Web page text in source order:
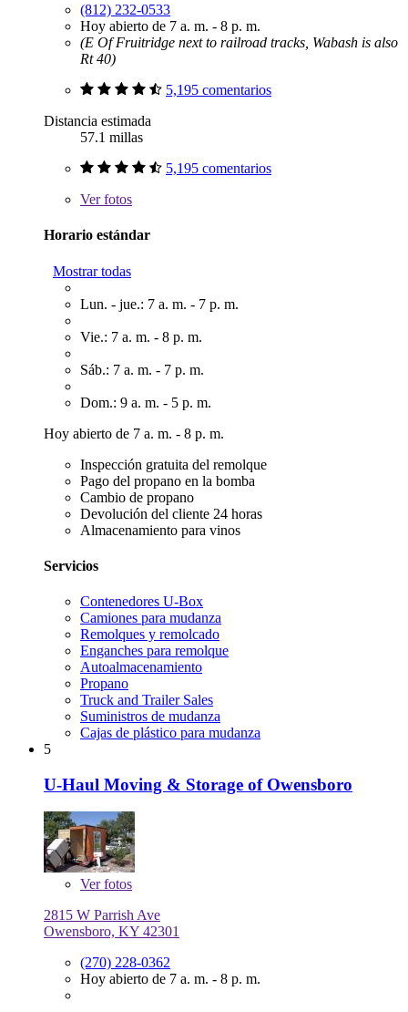
(812) 232-0533
Hoy abierto de 7 a. m. - 8 p. m.
(E Of Fruitridge next to railroad tracks, Wabash is also
Rt 40)
5,195 comentarios
Distancia estimada
57.1 millas
5,195 comentarios
Verfotos
Horario estándar
Mostrar todas
Lun. - jue.: 7 a. m. - 7 p. m.
Vie.: 7 a. m. - 8 p. m.
Sáb.: 7 a. m. - 7 p. m.
Dom.: 9 a. m. - 5 p. m.
Hoy abierto de 7 a. m. - 8 p. m.
Inspección gratuita del remolque
Pago del propano en la bomba
Cambio de propano
Devolución del cliente 24 horas
Almacenamiento para vinos
Servicios
Contenedores U-Box
Camiones para mudanza
Remolques y remolcado
Enganches para remolque
Autoalmacenamiento
Propano
Truck and Trailer Sales
Suministros de mudanza
Cajas de plástico para mudanza
5
U-Haul Moving & Storage of Owensboro
Verfotos
2815 W Parrish Ave
Owensboro, KY 42301
(270) 228-0362
Hoy abierto de 7 a. m. - 8 p. m.